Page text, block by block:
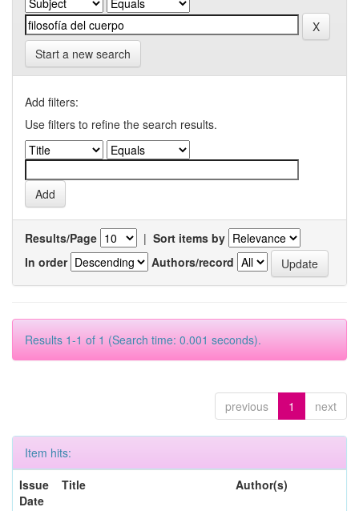
Start a new search
Add filters:
Use filters to refine the search results.
Results/Page | Sort items by
In order
Authors/record
Results 1-1 of 1 (Search time: 0.001 seconds).
previous 1 next
Item hits:
Issue
Date
Title Author(s)